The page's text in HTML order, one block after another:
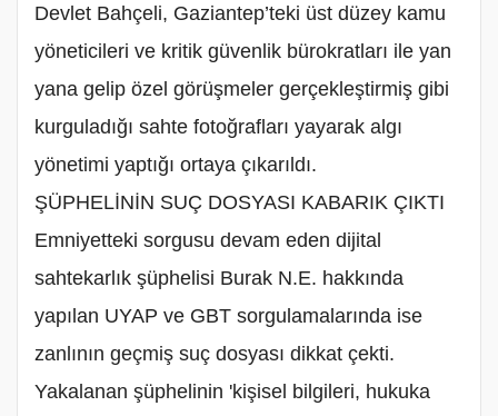
Devlet Bahçeli, Gaziantep’teki üst düzey kamu
yöneticileri ve kritik güvenlik bürokratları ile yan
yana gelip özel görüşmeler gerçekleştirmiş gibi
kurguladığı sahte fotoğrafları yayarak algı
yönetimi yaptığı ortaya çıkarıldı.
ŞÜPHELİNİN SUÇ DOSYASI KABARIK ÇIKTI
Emniyetteki sorgusu devam eden dijital
sahtekarlık şüphelisi Burak N.E. hakkında
yapılan UYAP ve GBT sorgulamalarında ise
zanlının geçmiş suç dosyası dikkat çekti.
Yakalanan şüphelinin 'kişisel bilgileri, hukuka